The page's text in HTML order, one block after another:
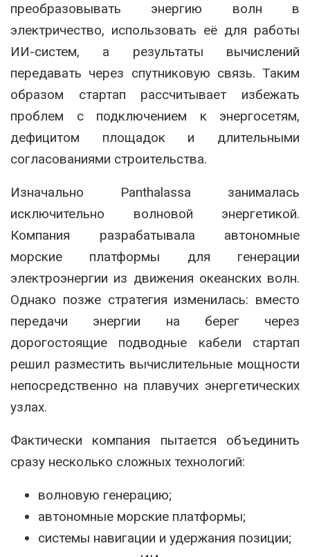
преобразовывать энергию волн в
электричество, использовать её для работы
ИИ-систем, а результаты вычислений
передавать через спутниковую связь. Таким
образом стартап рассчитывает избежать
проблем с подключением к энергосетям,
дефицитом площадок и длительными
согласованиями строительства.
Изначально Panthalassa занималась
исключительно волновой энергетикой.
Компания разрабатывала автономные
морские платформы для генерации
электроэнергии из движения океанских волн.
Однако позже стратегия изменилась: вместо
передачи энергии на берег через
дорогостоящие подводные кабели стартап
решил разместить вычислительные мощности
непосредственно на плавучих энергетических
узлах.
Фактически компания пытается объединить
сразу несколько сложных технологий:
волновую генерацию;
автономные морские платформы;
системы навигации и удержания позиции;